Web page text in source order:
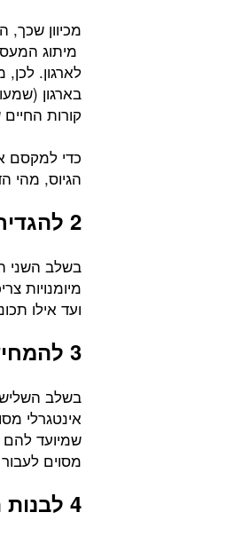
מכיוון
מיתוג
לארגון.
בארגון
קורות
כדי למקסם
הגיוס, מהי
2 להגדיר במדויק את קהל היעד
בשלב השני
מיומנויות
ועד אילו
3 להמחיש את מסלול הקידום
בשלב
אינטגרלי
שמיועד
מסוים
4 לבנות תוכניות תגמול וקידום